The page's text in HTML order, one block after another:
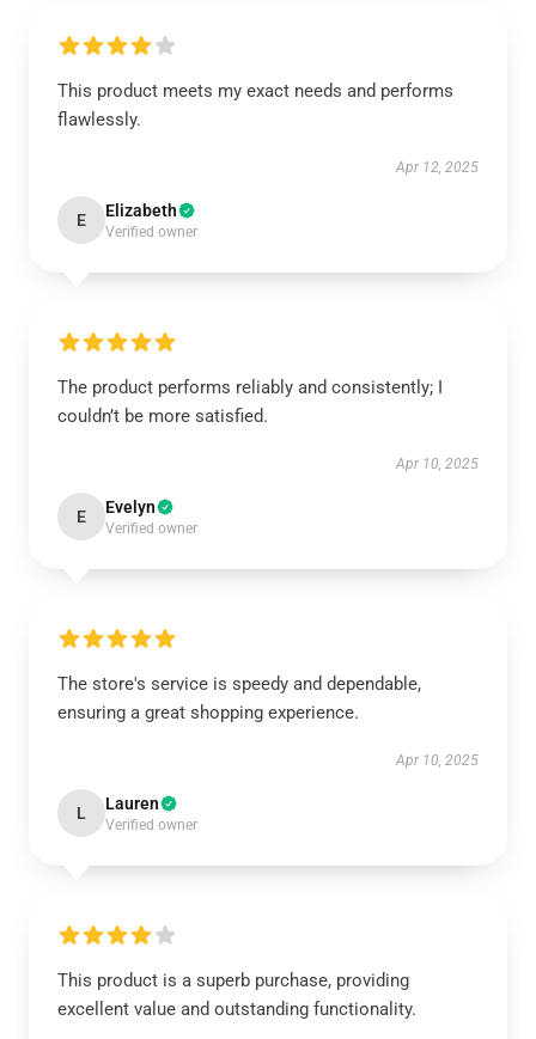
This product meets my exact needs and performs
flawlessly.
Apr 12, 2025
E Elizabeth
Verified owner
The product performs reliably and consistently; I
couldn’t be more satisfied.
Apr 10, 2025
E Evelyn
Verified owner
The store's service is speedy and dependable,
ensuring a great shopping experience.
Apr 10, 2025
L Lauren
Verified owner
This product is a superb purchase, providing
excellent value and outstanding functionality.